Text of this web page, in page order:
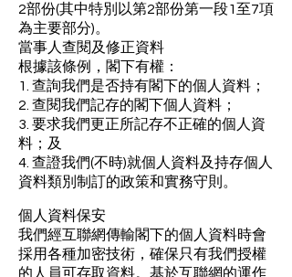
2部份(其中特別以第2部份第一段1至7項
為主要部分)。
當事人查閱及修正資料
根據該條例，閣下有權：
1. 查詢我們是否持有閣下的個人資料；
2. 查閱我們記存的閣下個人資料；
3. 要求我們更正所記存不正確的個人資
料；及
4. 查證我們(不時)就個人資料及持存個人
資料類別制訂的政策和實務守則。
個人資料保安
我們經互聯網傳輸閣下的個人資料時會
採用各種加密技術，確保只有我們授權
的人員可存取資料。基於互聯網的運作